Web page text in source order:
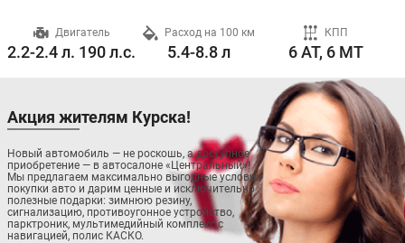
Двигатель
2.2-2.4 л. 190 л.с.
Расход на 100 км
5.4-8.8 л
КПП
6 AT, 6 MT
Акция жителям Курска!
Новый автомобиль — не роскошь, а доступное
приобретение — в автосалоне «Центральный»!
Мы предлагаем максимально выгодные условия
покупки авто и дарим ценные и исключительно
полезные подарки: зимнюю резину,
сигнализацию, противоугонное устройство,
парктроник, мультимедийный комплекс с
навигацией, полис КАСКО.